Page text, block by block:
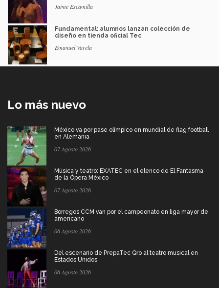
Jaime Escamilla
Fundamental: alumnos lanzan colección de
diseño en tienda oficial Tec
Emanuel Varela
Lo más nuevo
México va por pase olímpico en mundial de flag football
en Alemania
07 Agosto 2026
Música y teatro: EXATEC en el elenco de El Fantasma
de la Ópera México
07 Agosto 2026
Borregos CCM van por el campeonato en liga mayor de
americano
06 Agosto 2026
Del escenario de PrepaTec Qro al teatro musical en
Estados Unidos
06 Agosto 2026